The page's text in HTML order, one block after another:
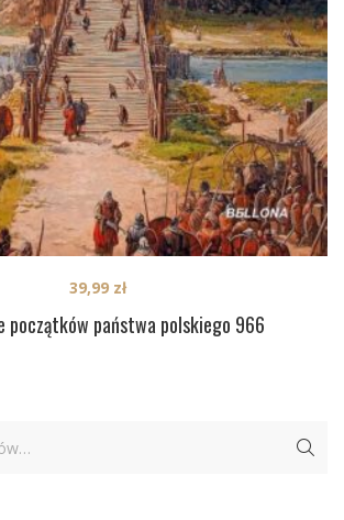
początków państwa polskiego 966
39,99 zł